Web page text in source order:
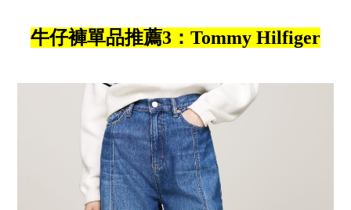
牛仔褲單品推薦3：Tommy Hilfiger